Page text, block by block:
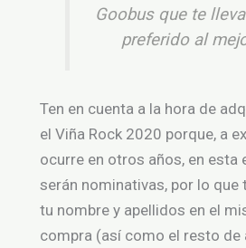
Goobus que te
preferido al
Ten en cuenta a la hora de
el Viña Rock 2020 porque, a
ocurre en otros años, en esta
serán nominativas, por lo que
tu nombre y apellidos en el
compra (así como el resto de